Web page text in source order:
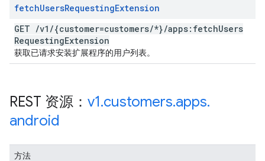
fetchUsersRequestingExtension
GET /v1 /{customer=customers/*}/apps:fetchUsers
RequestingExtension
获取已请求安装扩展程序的用户列表。
REST 资源： v1.customers.apps.
android
方法